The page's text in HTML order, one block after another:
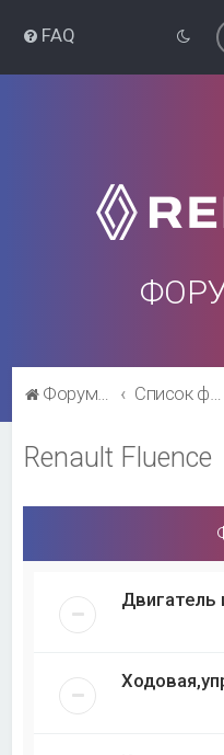
FAQ
Форум Рено Список форумов
Renault Fluence
Двигатель